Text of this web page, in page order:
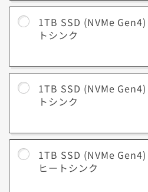
1TB SSD (NVMe
トシンク
1TB SSD (NVMe
トシンク
1TB SSD (NVMe
ヒートシンク